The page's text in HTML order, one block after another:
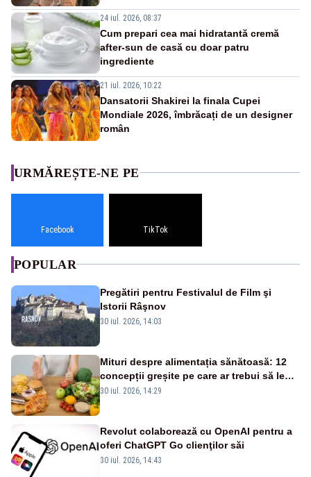
24 iul. 2026, 08:37
Cum prepari cea mai hidratantă cremă
after-sun de casă cu doar patru
ingrediente
21 iul. 2026, 10:22
Dansatorii Shakirei la finala Cupei
Mondiale 2026, îmbrăcați de un designer
român
URMĂREȘTE-NE PE
Facebook TikTok
POPULAR
Pregătiri pentru Festivalul de Film şi
Istorii Râşnov
30 iul. 2026, 14:03
Mituri despre alimentația sănătoasă: 12
concepții greșite pe care ar trebui să le
lași deoparte
30 iul. 2026, 14:29
Revolut colaborează cu OpenAI pentru a
oferi ChatGPT Go clienţilor săi
30 iul. 2026, 14:43